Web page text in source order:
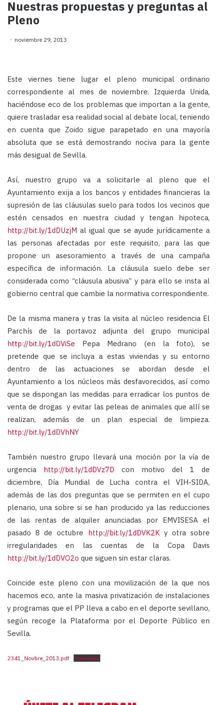
Nuestras propuestas y preguntas al
Pleno
noviembre 29, 2013
Este viernes tiene lugar el pleno municipal ordinario
correspondiente al mes de noviembre. Izquierda Unida,
haciéndose eco de los problemas que importan a la gente,
quiere trasladar esa realidad social al debate local, teniendo
en cuenta que Zoido sigue parapetado en una mayoría
absoluta que se está demostrando nociva para la gente
más desigual de Sevilla.
Así, nuestro grupo va a solicitarle al pleno que el
Ayuntamiento exija a los bancos y entidades financieras la
supresión de las cláusulas suelo para todos los vecinos que
estén censados en nuestra ciudad y tengan hipoteca,
http://bit.ly/1dDUzjM al igual que se ayude jurídicamente a
las personas afectadas por este requisito, para las que
propone un asesoramiento a través de una campaña
específica de información. La cláusula suelo debe ser
considerada como “cláusula abusiva” y para ello se insta al
gobierno central que cambie la normativa correspondiente.
De la misma manera y tras la visita al núcleo residencia El
Parchís de la portavoz adjunta del grupo municipal
http://bit.ly/1dDViSe Pepa Medrano (en la foto), se
pretende que se incluya a estas viviendas y su entorno
dentro de las actuaciones se abordan desde el
Ayuntamiento a los núcleos más desfavorecidos, así como
que se dispongan las medidas para erradicar los puntos de
venta de drogas y evitar las peleas de animales que allí se
realizan, además de un plan especial de limpieza.
http://bit.ly/1dDVhNY
También nuestro grupo llevará una moción por la vía de
urgencia http://bit.ly/1dDVz7D con motivo del 1 de
diciembre, Día Mundial de Lucha contra el VIH-SIDA,
además de las dos preguntas que se permiten en el cupo
plenario, una sobre si se han producido ya las reducciones
de las rentas de alquiler anunciadas por EMVISESA el
pasado 8 de octubre http://bit.ly/1dDVK2Ky otra sobre
irregularidades en las cuentas de la Copa Davis
http://bit.ly/1dDVO2o que siguen sin estar claras.
Coincide este pleno con una movilización de la que nos
hacemos eco, ante la masiva privatización de instalaciones
y programas que el PP lleva a cabo en el deporte sevillano,
según recoge la Plataforma por el Deporte Público en
Sevilla.
2341_Novbre_2013.pdf Download